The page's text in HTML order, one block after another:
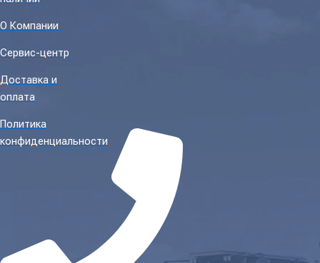
О Компании
Сервис-центр
Доставка и
оплата
Политика
конфиденциальности